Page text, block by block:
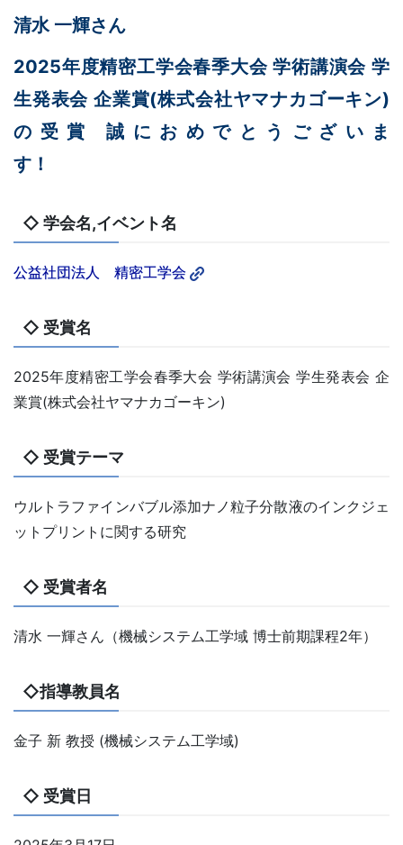
清水 一輝さん
2025年度精密工学会春季大会 学術講演会 学
生発表会 企業賞(株式会社ヤマナカゴーキン)
の受賞 誠におめでとうございま
す
◇ 学会名,イベント名
公益社団法人 精密工学会
◇ 受賞名
2025年度精密工学会春季大会 学術講演会 学生発表会 企
業賞(株式会社ヤマナカゴーキン)
◇ 受賞テーマ
ウルトラファインバブル添加ナノ粒子分散液のインクジェ
ットプリントに関する研究
◇ 受賞者名
清水 一輝さん（機械システム工学域 博士前期課程2年）
◇指導教員名
金子 新 教授 (機械システム工学域)
◇ 受賞日